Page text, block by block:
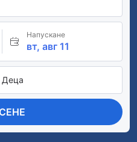
Напускане
вт, авг 11
Деца